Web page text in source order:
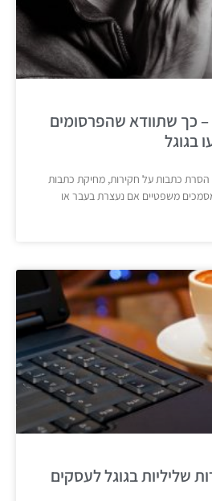
כך שתוודא שהפרסומים
בגוגל
כתבות על חקירות, מחיקת כתבות
משפטיים אם נעצרת בעבר או
שליליות בגוגל לעסקים